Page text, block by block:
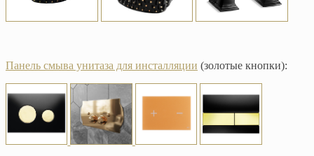
Панель смыва унитаза для инсталляции (золотые кнопки):